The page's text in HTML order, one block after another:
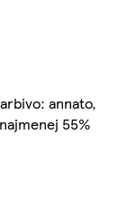
annato,
55%